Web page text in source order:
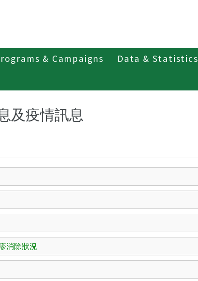
& Campaigns
Data & Statistics
及疫情訊息
消除狀況